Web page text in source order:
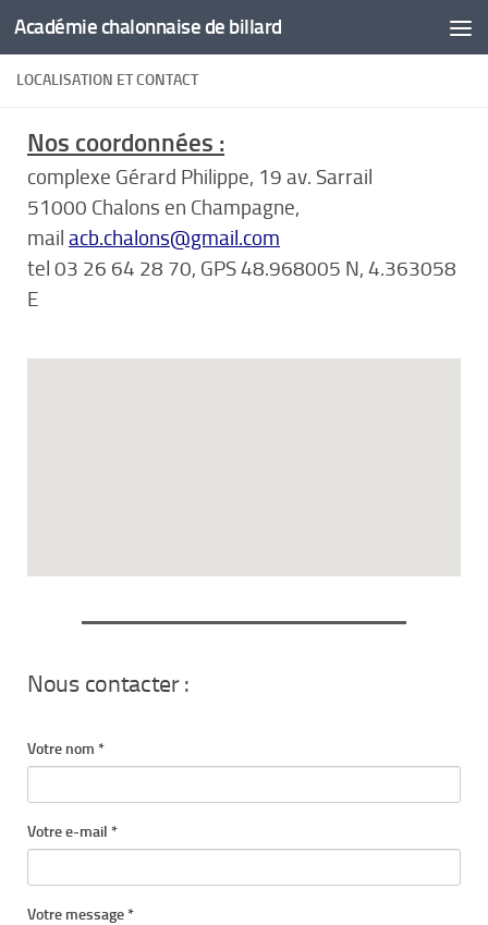
Skip to content
Académie chalonnaise de billard
LOCALISATION ET CONTACT
Nos coordonnées :
complexe Gérard Philippe, 19 av. Sarrail
51000 Chalons en Champagne,
mail acb.chalons@gmail.com
tel 03 26 64 28 70, GPS 48.968005 N, 4.363058
E
Nous contacter :
Votre nom *
Votre e-mail *
Votre message *